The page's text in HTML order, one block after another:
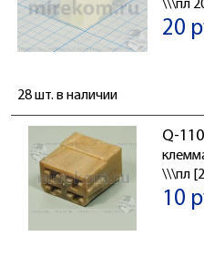
\\\пл
20
28 шт. в наличии
Q-
\\\пл
10